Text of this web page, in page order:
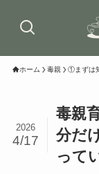
ホーム 毒親 ①まずは
毒親
分だ
って
2026
4/17